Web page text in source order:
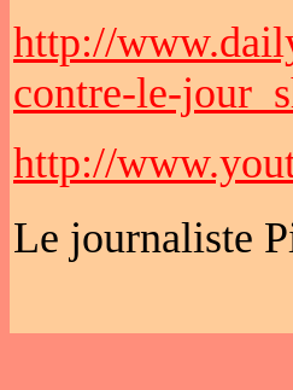
http://
contre-le-
http://
Le journaliste